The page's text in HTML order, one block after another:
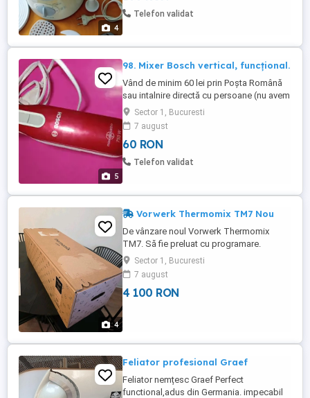
4
Telefon validat
5
98. Mixer Bosch vertical, funcțional.
Vând de minim 60 lei prin Poșta Română
sau intalnire directă cu persoane (nu avem
timp pentru curier), mixer Bosch vertical,
functional. Se dă cu doua picioare de
tăiat. Unul din picioare cel din inox are
plasticul de sus spart, dar se poate
repara. Piciorul alb din plastic e funcțional.
Sector 1, Bucuresti
7 august
60 RON
Telefon validat
4
Vorwerk Thermomix TM7 Nou
De vânzare noul Vorwerk Thermomix
TM7. Să fie preluat cu programare.
Transportul este de asemenea posibil.
Transportul este o prioritate
Sector 1, Bucuresti
7 august
4 100 RON
Feliator profesional Graef
Feliator nemțesc Graef Perfect
functional,adus din Germania. impecabil